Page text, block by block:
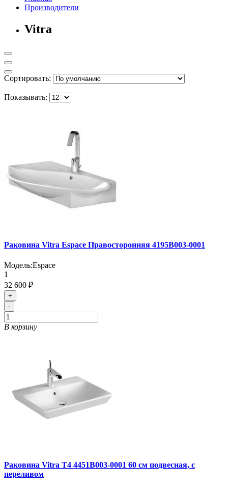
Производители
Vitra
Сортировать:
Показывать:
Раковина Vitra Espace Правосторонняя 4195B003-0001
Модель:Espace
1
32 600 ₽
+
-
В корзину
Раковина Vitra T4 4451B003-0001 60 см подвесная, с
переливом